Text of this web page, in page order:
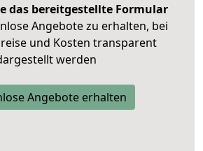
das bereitgestellte Formular
Angebote zu erhalten, bei
und Kosten transparent
werden
Angebote erhalten